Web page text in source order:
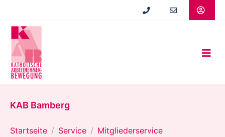
springen
KAB Bamberg
Startseite Service
Mitgliederservice